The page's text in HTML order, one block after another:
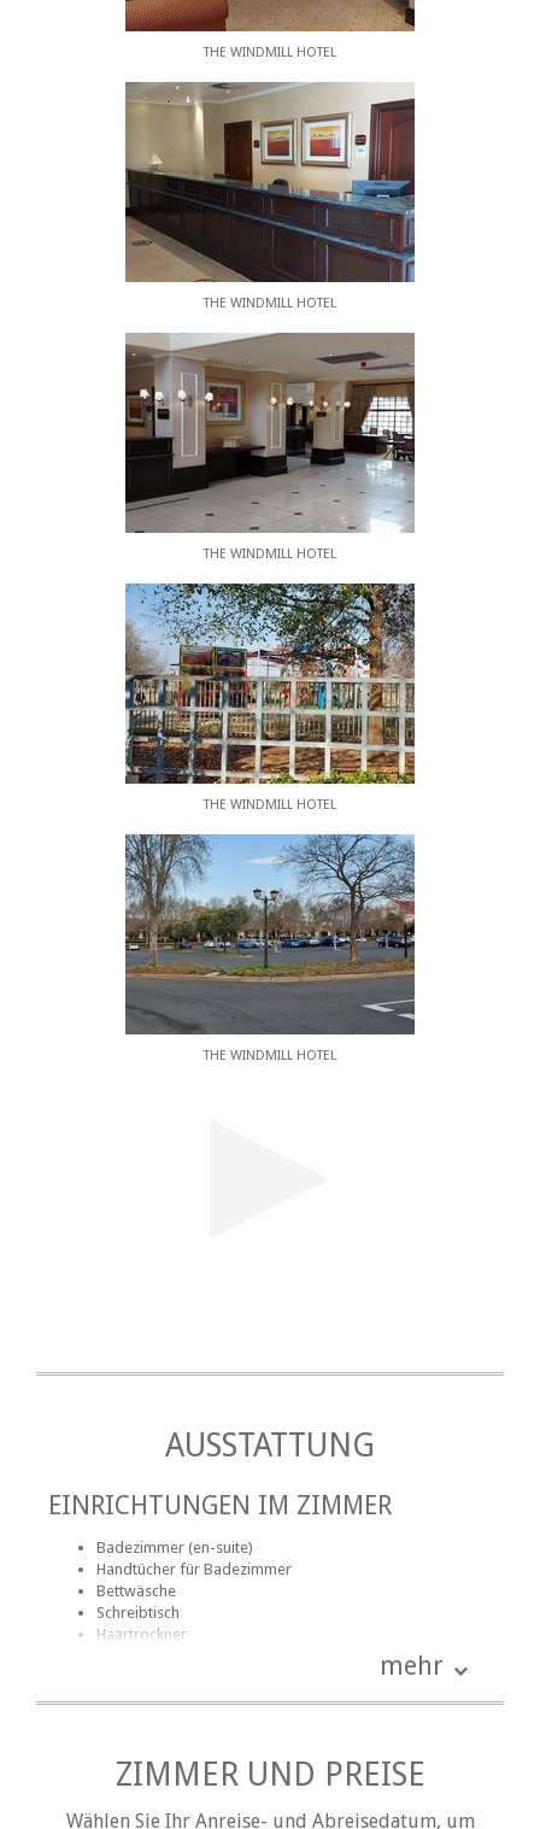
ATTRAKTIONEN
Casino and Entertainment Complex, aber weit
genug entfernt, damit Sie Ihre ruhige Zeit in Ruhe
genießen können. Zu den Attraktionen in der
Umgebung zählen Wildreservate,
Naturschutzgebiete, Nationalparks in der
Umgebung, Restaurants und ein Casino.
THE WINDMILL HOTEL
THE WINDMILL HOTEL
THE WINDMILL HOTEL
THE WINDMILL HOTEL
THE WINDMILL HOTEL
AUSSTATTUNG
EINRICHTUNGEN IM ZIMMER
Badezimmer (en-suite)
Handtücher für Badezimmer
Bettwäsche
Schreibtisch
Haartrockner
Rauchen: nicht erlaubt
EINRICHTUNGEN AUF DEM GELÄNDE
mehr
ZIMMER UND PREISE
Wählen Sie Ihr Anreise- und Abreisedatum, um